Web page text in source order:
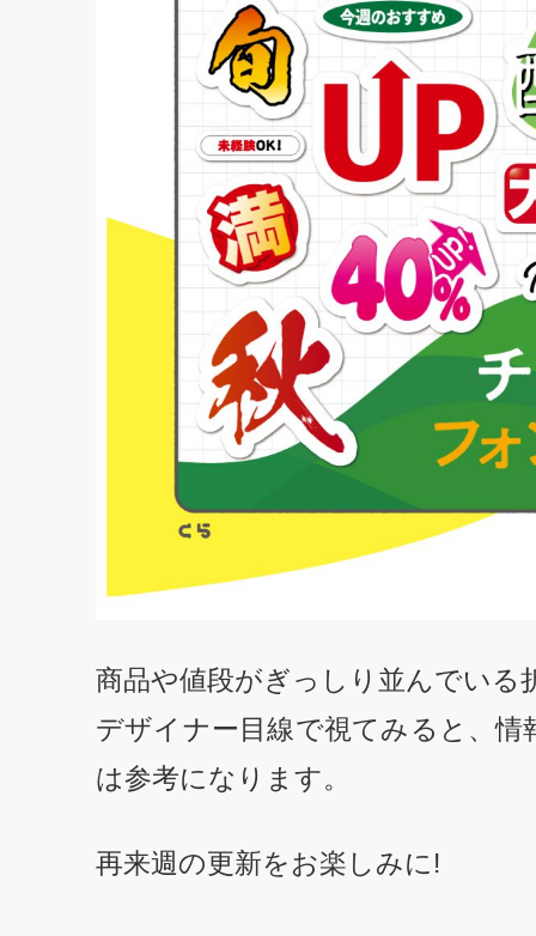
商品や値段がぎっしり並んでいる
デザイナー目線で視てみると、情
は参考になります。
再来週の更新をお楽しみに!